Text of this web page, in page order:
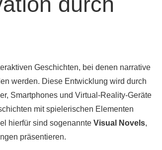
Geschichten, bei denen narrative
werden. Diese Entwicklung wird durch
Smartphones und Virtual-Reality-Geräte
mit spielerischen Elementen
hierfür sind sogenannte Visual Novels,
präsentieren.